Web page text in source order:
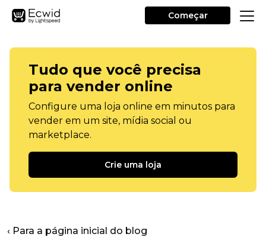
Começar
Tudo que você precisa
para vender online
Configure uma loja online em minutos para
vender em um site, mídia social ou
marketplace.
Crie uma loja
‹ Para a página inicial do blog